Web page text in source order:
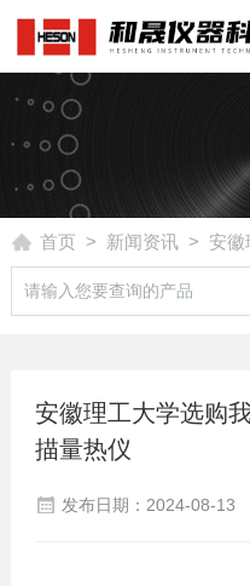
首页 > 新闻资讯> 安徽理工
安徽理工大学选购
描量热仪
发布日期：2024-08-13